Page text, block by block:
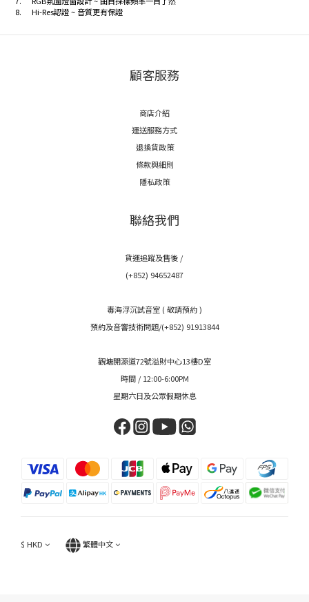
8.
Hi-Res認證 ~ 音質更有保證
顧客服務
商店介紹
運送服務方式
退換貨政策
條款與細則
隱私政策
聯絡我們
貨運追蹤及售後 /
(+852) 94652487
毒海浮沉試音室 ( 敬請預約 )
預約及音響技術問題/(+852) 91913844
觀塘開源道72號溢財中心13樓D室
時間 / 12:00-6:00PM
星期六日及公眾假期休息
$ HKD 繁體中文